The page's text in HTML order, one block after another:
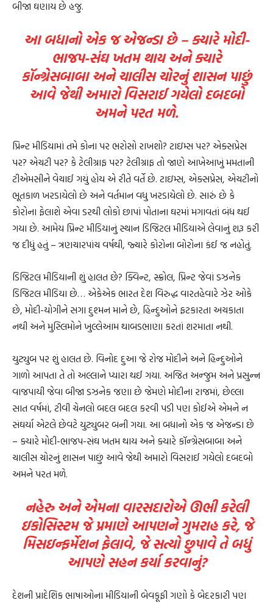
બીજા ઘણાય છે હજુ.
આ બધાનો એક જ એજન્ડા છે – ક્યારે મોદી-
ભાજપ-સંઘ ખતમ થાય અને ક્યારે
કૉન્ગ્રેસબાબા અને ચાલીસ ચોરનું શાસન પાછું
આવે જેથી અમારો વિસરાઈ ગયેલો દબદબો
અમને પરત મળે.
પ્રિન્ટ મીડિયામાં તમે કોના પર ભરોસો રાખશો? ટાઇમ્સ પર? એક્સપ્રેસ
પર? એચટી પર? કે ટેલીગ્રાફ પર? ટેલીગ્રાફ તો જાણે આખેઆખું મમતાની
ટીએમસીને વેચાઈ ગયું હોય એ રીતે વર્તે છે. ટાઇમ્સ, એક્સપ્રેસ, એચટીનો
ભૂતકાળ ખરડાયેલો છે અને વર્તમાન વધુ ખરડાયેલો છે. સારું છે કે
કોરોના ફેલાશે એવા ડરથી લોકો છાપાં પોતાના ઘરમાં મગાવતાં બંધ થઈ
ગયા છે. આમેય પ્રિન્ટ મીડિયાનું સ્થાન ડિજિટલ મીડિયાએ લેવાનું શરૂ કરી
જ દીધું હતું – ત્રણચારપાંચ વર્ષથી, જ્યારે કોરોના બોરોના કંઈ જ નહોતું.
ડિજિટલ મીડિયાની શું હાલત છે? ક્વિન્ટ, સ્ક્રોલ, પ્રિન્ટ જેવાં ડઝનેક
ડિજિટલ મીડિયા છે… એકેએક ભારત દેશ વિરુદ્ધ વારતહેવારે ઝેર ઓકે
છે, મોદી-યોગીને સગા દુશ્મન માને છે, હિન્દુઓને ફટકારતા અચકાતા
નથી અને મુસ્લિમોને ખુલ્લેઆમ થાબડભાણા કરતાં શરમાતા નથી.
યુટ્યુબ પર શું હાલત છે. વિનોદ દુઆ જે રોજ મોદીને અને હિન્દુઓને
ગાળો આપતા તે તો અલ્લાને પ્યારા થઈ ગયા. અજિત અન્જુમ અને પ્રસુન્ન
વાજપાયી જેવા બીજા ડઝનેક જણા છે જેમણે મોદીના રાજમાં, છેલ્લા
સાત વર્ષમાં, ટીવી ચેનલો બદલ બદલ કરવી પડી પણ કોઈએ એમને ન
સંઘર્યા એટલે છેવટે યુટ્યુબર બની ગયા. આ બધાનો એક જ એજન્ડા છે
– ક્યારે મોદી-ભાજપ-સંઘ ખતમ થાય અને ક્યારે કૉન્ગ્રેસબાબા અને
ચાલીસ ચોરનું શાસન પાછું આવે જેથી અમારો વિસરાઈ ગયેલો દબદબો
અમને પરત મળે.
નહેરુ અને એમના વારસદારોએ ઊભી કરેલી
ઇકોસિસ્ટમ જે પ્રમાણે આપણને ગુમરાહ કરે, જે
મિસઇન્ફર્મેશન ફેલાવે, જે સત્યો છુપાવે તે બધું
આપણે સહન કર્યા કરવાનું?
દેશની પ્રાદેશિક ભાષાઓના મીડિયાની બેવકૂફી ગણો કે બેદરકારી પણ